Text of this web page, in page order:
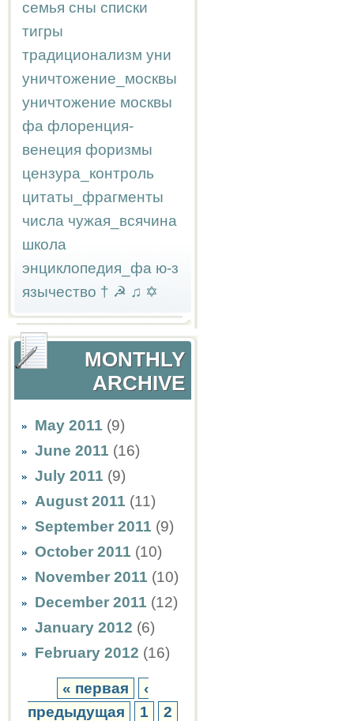
семья сны списки
тигры
традиционализм уни
уничтожение_москвы
уничтожение москвы
фа флоренция-
венеция форизмы
цензура_контроль
цитаты_фрагменты
числа чужая_всячина
школа
энциклопедия_фа ю-з
язычество † ☭ ♫ ✡
MONTHLY
ARCHIVE
May 2011 (9)
June 2011 (16)
July 2011 (9)
August 2011 (11)
September 2011 (9)
October 2011 (10)
November 2011 (10)
December 2011 (12)
January 2012 (6)
February 2012 (16)
« первая
‹
предыдущая
1
2